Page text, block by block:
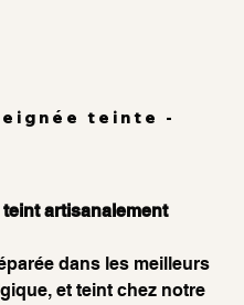
teinte -
artisanalement
dans les meilleurs
et teint chez notre